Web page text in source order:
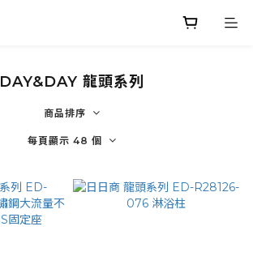
DAY&DAY 龍頭系列
商品排序
每頁顯示 48 個